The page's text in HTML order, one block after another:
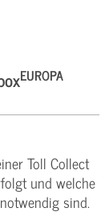
EUROPA
Toll Collect
und welche
sind.